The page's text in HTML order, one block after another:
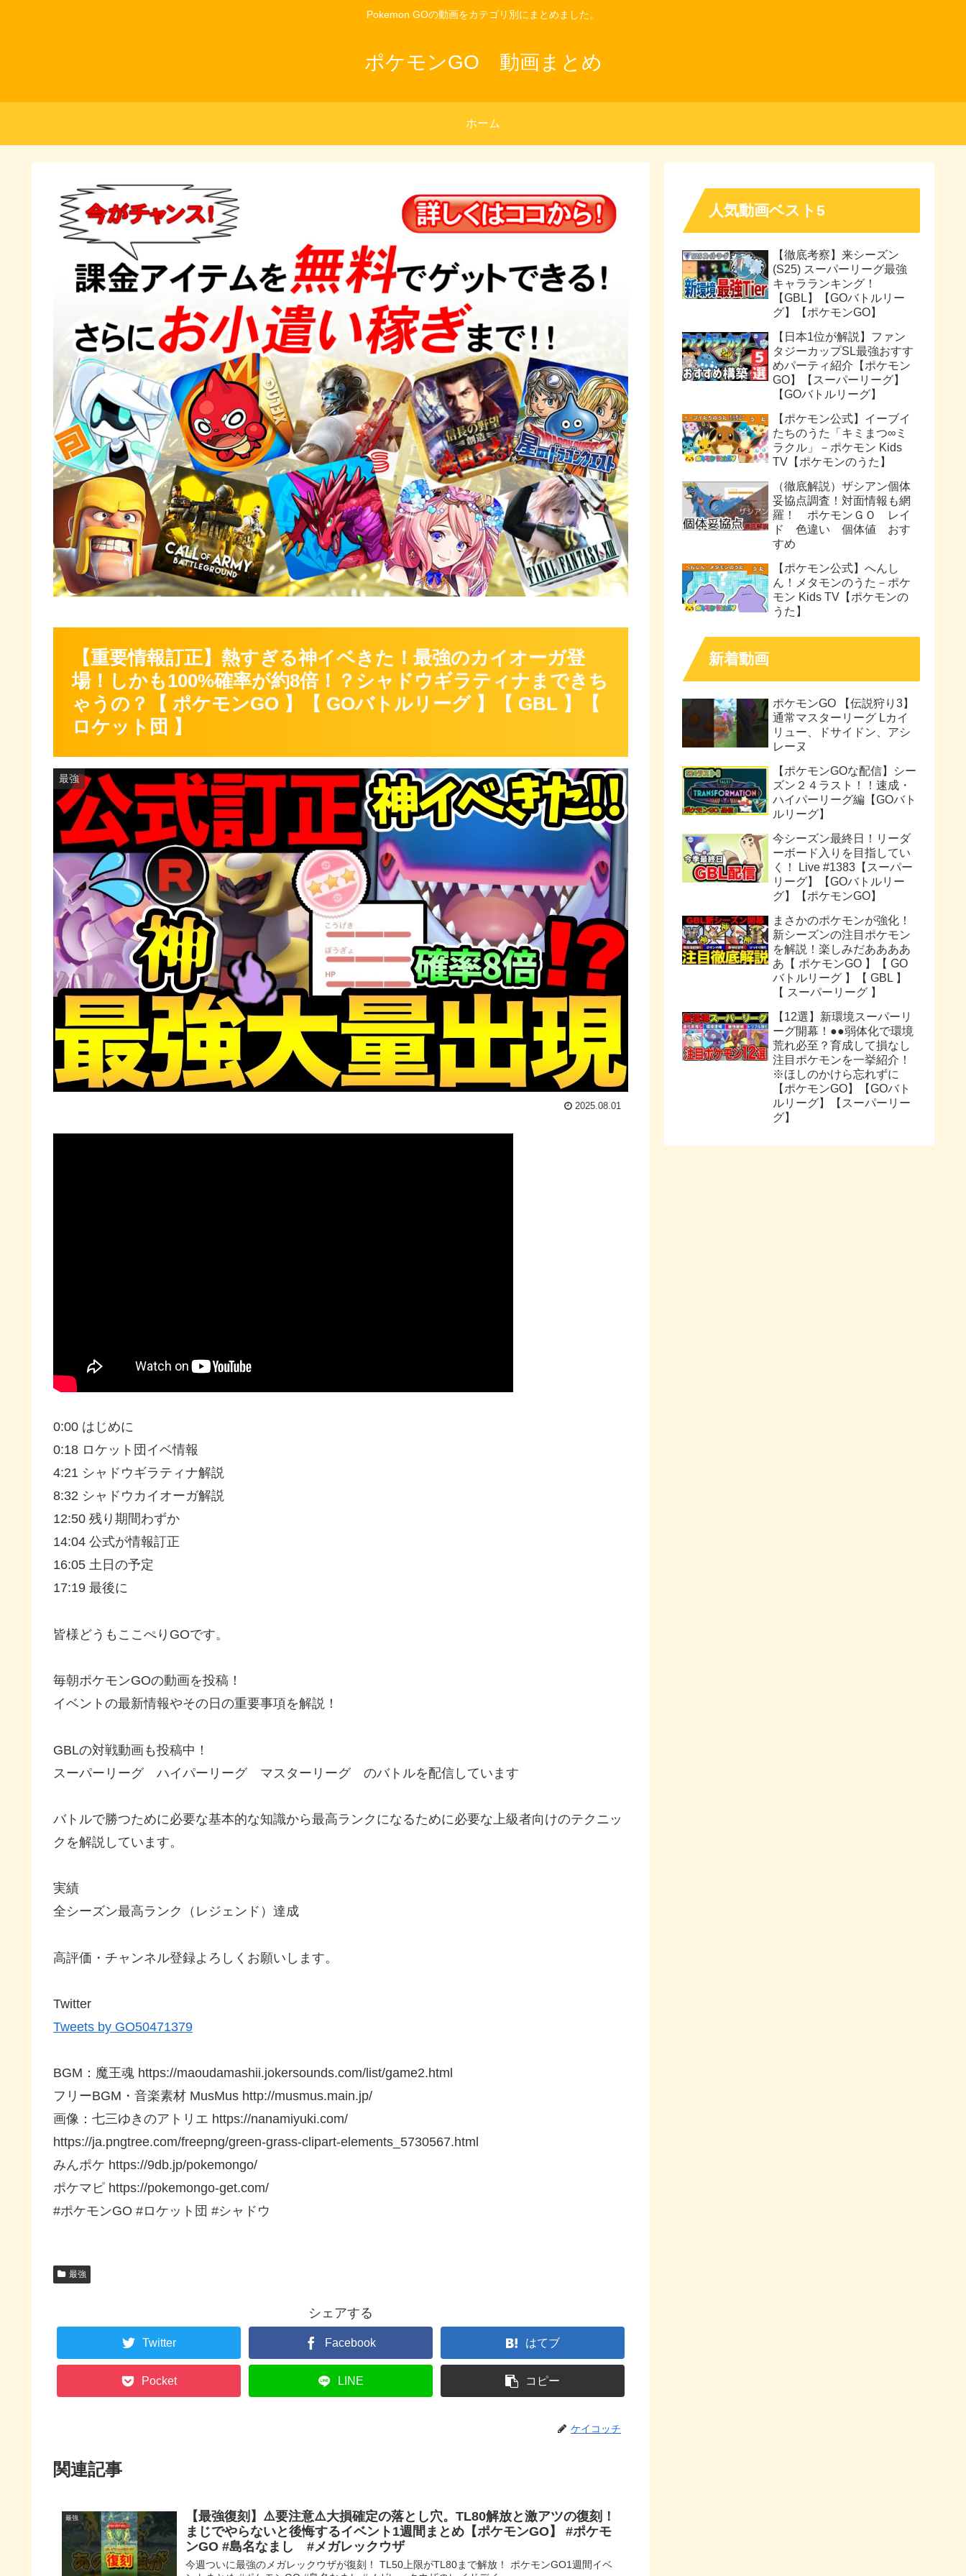
Pokemon GOの動画をカテゴリ別にまとめました。
ポケモンGO 動画まとめ
ホーム
【重要情報訂正】熱すぎる神イベきた！最強のカイオーガ登
場！しかも100%確率が約8倍！？シャドウギラティナまできち
ゃうの？【 ポケモンGO 】【 GOバトルリーグ 】【 GBL 】【
ロケット団 】
最強
2025.08.01
0:00 はじめに
0:18 ロケット団イベ情報
4:21 シャドウギラティナ解説
8:32 シャドウカイオーガ解説
12:50 残り期間わずか
14:04 公式が情報訂正
16:05 土日の予定
17:19 最後に
皆様どうもここぺりGOです。
毎朝ポケモンGOの動画を投稿！
イベントの最新情報やその日の重要事項を解説！
GBLの対戦動画も投稿中！
スーパーリーグ ハイパーリーグ マスターリーグ のバトルを配信しています
バトルで勝つために必要な基本的な知識から最高ランクになるために必要な上級者向けのテクニッ
クを解説しています。
実績
全シーズン最高ランク（レジェンド）達成
高評価・チャンネル登録よろしくお願いします。
Twitter
Tweets by GO50471379
BGM：魔王魂 https://maoudamashii.jokersounds.com/list/game2.html
フリーBGM・音楽素材 MusMus http://musmus.main.jp/
画像：七三ゆきのアトリエ https://nanamiyuki.com/
https://ja.pngtree.com/freepng/green-grass-clipart-elements_5730567.html
みんポケ https://9db.jp/pokemongo/
ポケマピ https://pokemongo-get.com/
#ポケモンGO #ロケット団 #シャドウ
最強
シェアする
Twitter Facebook はてブ
Pocket LINE コピー
ケイコッチ
関連記事
最強
【最強復刻】⚠️要注意⚠️大損確定の落とし穴。TL80解放と激アツの復刻！
まじでやらないと後悔するイベント1週間まとめ【ポケモンGO】 #ポケモ
ンGO #島名なまし #メガレックウザ
今週ついに最強のメガレックウザが復刻！ TL50上限がTL80まで解放！ ポケモンGO1週間イベ
人気動画ベスト5
【徹底考察】来シーズン
(S25) スーパーリーグ最強
キャラランキング！
【GBL】【GOバトルリー
グ】【ポケモンGO】
【日本1位が解説】ファン
タジーカップSL最強おすす
めパーティ紹介【ポケモン
GO】【スーパーリーグ】
【GOバトルリーグ】
【ポケモン公式】イーブイ
たちのうた「キミまつ∞ミ
ラクル」－ポケモン Kids
TV【ポケモンのうた】
（徹底解説）ザシアン個体
妥協点調査！対面情報も網
羅！ ポケモンＧＯ レイ
ド 色違い 個体値 おす
すめ
【ポケモン公式】へんし
ん！メタモンのうた－ポケ
モン Kids TV【ポケモンの
うた】
新着動画
ポケモンGO 【伝説狩り3】
通常マスターリーグ Lカイ
リュー、ドサイドン、アシ
レーヌ
【ポケモンGOな配信】シー
ズン２４ラスト！！速成・
ハイパーリーグ編【GOバト
ルリーグ】
今シーズン最終日！リーダ
ーボード入りを目指してい
く！ Live #1383【スーパー
リーグ】【GOバトルリー
グ】【ポケモンGO】
まさかのポケモンが強化！
新シーズンの注目ポケモン
を解説！楽しみだああああ
あ【 ポケモンGO 】【 GO
バトルリーグ 】【 GBL 】
【 スーパーリーグ 】
【12選】新環境スーパーリ
ーグ開幕！●●弱体化で環境
荒れ必至？育成して損なし
注目ポケモンを一挙紹介！
※ほしのかけら忘れずに
【ポケモンGO】【GOバト
ルリーグ】【スーパーリー
グ】